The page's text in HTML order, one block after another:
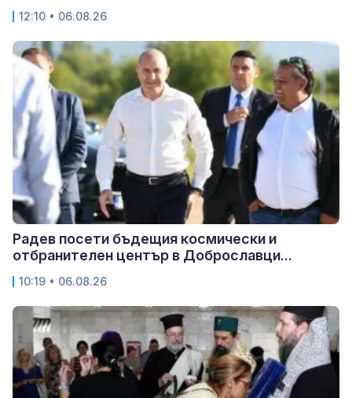
12:10 • 06.08.26
Радев посети бъдещия космически и
отбранителен център в Доброславци...
10:19 • 06.08.26